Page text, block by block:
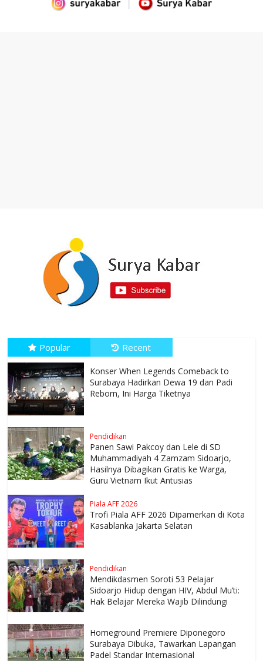
Popular Recent
Konser When Legends Comeback to
Surabaya Hadirkan Dewa 19 dan Padi
Reborn, Ini Harga Tiketnya
Pendidikan
Panen Sawi Pakcoy dan Lele di SD
Muhammadiyah 4 Zamzam Sidoarjo,
Hasilnya Dibagikan Gratis ke Warga,
Guru Vietnam Ikut Antusias
Piala AFF 2026
Trofi Piala AFF 2026 Dipamerkan di Kota
Kasablanka Jakarta Selatan
Pendidikan
Mendikdasmen Soroti 53 Pelajar
Sidoarjo Hidup dengan HIV, Abdul Mu’ti:
Hak Belajar Mereka Wajib Dilindungi
Homeground Premiere Diponegoro
Surabaya Dibuka, Tawarkan Lapangan
Padel Standar Internasional